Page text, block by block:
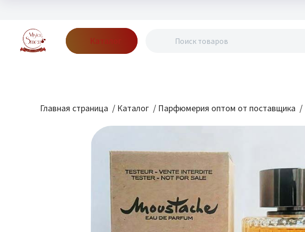
Каталог
Главная страница / Каталог / Парфюмерия оптом от поставщика /